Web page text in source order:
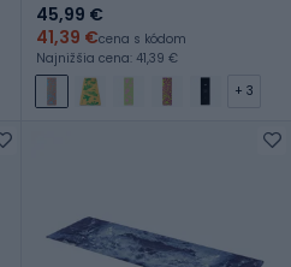
45,99 €
41,39 €cena s kódom
Najnižšia cena: 41,39 €
+ 3